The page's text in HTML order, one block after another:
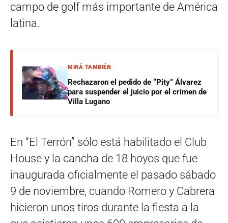
campo de golf más importante de América
latina.
MIRÁ TAMBIÉN
Rechazaron el pedido de “Pity” Álvarez
para suspender el juicio por el crimen de
Villa Lugano
En “El Terrón” sólo está habilitado el Club
House y la cancha de 18 hoyos que fue
inaugurada oficialmente el pasado sábado
9 de noviembre, cuando Romero y Cabrera
hicieron unos tiros durante la fiesta a la